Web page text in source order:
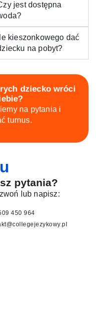
jest dostępna
Ile kieszonkowego dać
na pobyt?
dziecko wróci
na pytania i
turnus.
pytania?
lub napisz:
450 964